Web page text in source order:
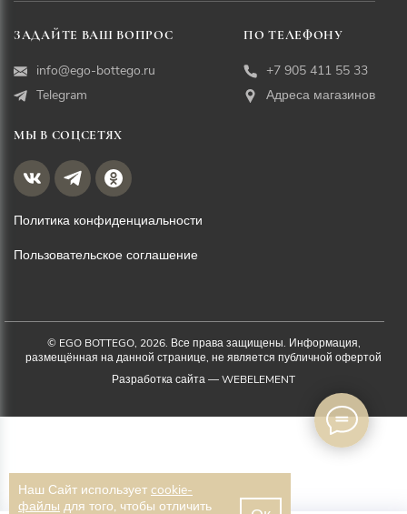
ЗАДАЙТЕ ВАШ ВОПРОС
info@ego-bottego.ru
Telegram
ПО ТЕЛЕФОНУ
+7 905 411 55 33
Адреса магазинов
МЫ В СОЦСЕТЯХ
Политика конфиденциальности
Пользовательское соглашение
© EGO BOTTEGO, 2026. Все права защищены. Информация,
размещённая на данной странице, не является публичной офертой
Разработка сайта —WEBELEMENT
Наш Сайт использует cookie-
файлы для того, чтобы отличить